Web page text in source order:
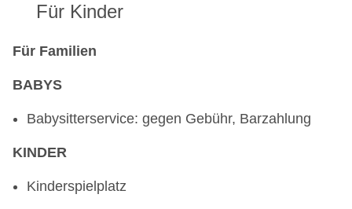
Für Kinder
Für Familien
BABYS
Babysitterservice: gegen Gebühr, Barzahlung
KINDER
Kinderspielplatz